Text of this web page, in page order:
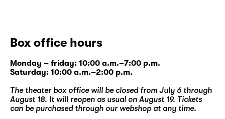
Box office hours
Monday – friday: 10:00 a.m.–7:00 p.m.
Saturday: 10:00 a.m.–2:00 p.m.
The theater box office will be closed from July 6 through
August 18. It will reopen as usual on August 19. Tickets
can be purchased through our webshopat any time.